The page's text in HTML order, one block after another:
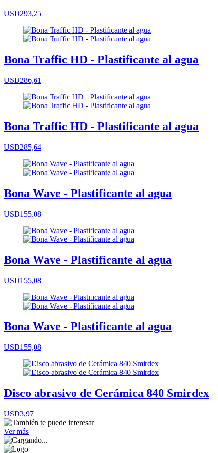
USD293,25
Bona Traffic HD - Plastificante al agua
USD286,61
Bona Traffic HD - Plastificante al agua
USD285,64
Bona Wave - Plastificante al agua
USD155,08
Bona Wave - Plastificante al agua
USD155,08
Bona Wave - Plastificante al agua
USD155,08
Disco abrasivo de Cerámica 840 Smirdex
USD3,97
Ver más